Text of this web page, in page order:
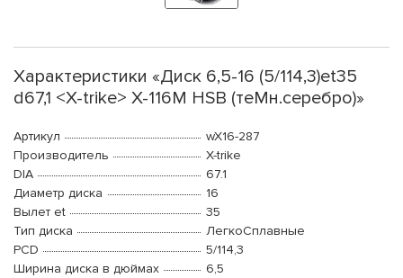
Характеристики «Диск 6,5-16 (5/114,3)et35
d67,1 <X-trike> X-116М HSB (теMн.серебро)»
Артикул
wX16-287
Производитель
X-trike
DIA
67.1
Диаметр диска
16
Вылет et
35
Тип диска
ЛегкоСплавные
PCD
5/114,3
Ширина диска в дюймах
6,5